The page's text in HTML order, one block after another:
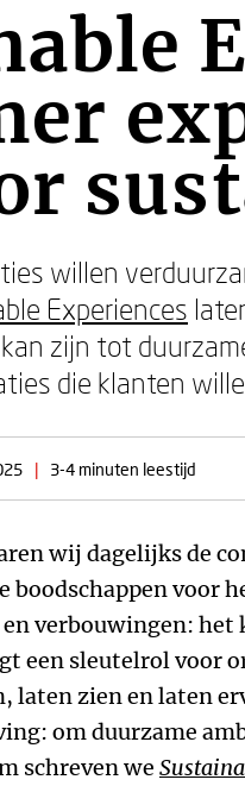
willen
Experiences
zijn tot
die klanten
| 3-4 minuten leestijd
wij dagelijks de
boodschappen voor
verbouwingen: het
een sleutelrol voor
zien en laten
om duurzame
schreven we